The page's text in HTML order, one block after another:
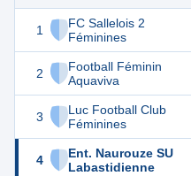
1
FC Sallelois 2
Féminines
2
Football Féminin
Aquaviva
3
Luc Football Club
Féminines
4
Ent. Naurouze SU
Labastidienne
40
27
25